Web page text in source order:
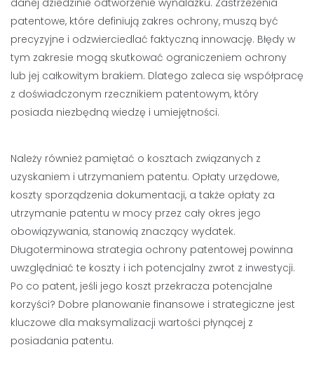
danej dziedzinie odtworzenie wynalazku. Zastrzeżenia
patentowe, które definiują zakres ochrony, muszą być
precyzyjne i odzwierciedlać faktyczną innowację. Błędy w
tym zakresie mogą skutkować ograniczeniem ochrony
lub jej całkowitym brakiem. Dlatego zaleca się współpracę
z doświadczonym rzecznikiem patentowym, który
posiada niezbędną wiedzę i umiejętności.
Należy również pamiętać o kosztach związanych z
uzyskaniem i utrzymaniem patentu. Opłaty urzędowe,
koszty sporządzenia dokumentacji, a także opłaty za
utrzymanie patentu w mocy przez cały okres jego
obowiązywania, stanowią znaczący wydatek.
Długoterminowa strategia ochrony patentowej powinna
uwzględniać te koszty i ich potencjalny zwrot z inwestycji.
Po co patent, jeśli jego koszt przekracza potencjalne
korzyści? Dobre planowanie finansowe i strategiczne jest
kluczowe dla maksymalizacji wartości płynącej z
posiadania patentu.